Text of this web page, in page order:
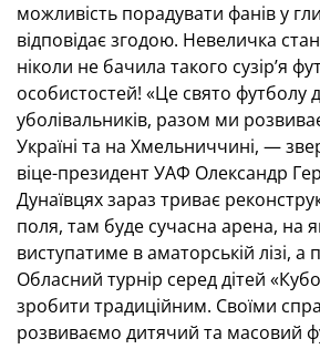
можливість порадувати фанів у
відповідає згодою. Невеличка
ніколи не бачила такого сузір’я
особистостей! «Це свято футболу
уболівальників, разом ми
Україні та на Хмельниччині, —
віце-президент УАФ Олександр
Дунаївцях зараз триває
поля, там буде сучасна арена, на
виступатиме в аматорській лізі, а
Обласний турнір серед дітей
зробити традиційним. Своїми
розвиваємо дитячий та масовий